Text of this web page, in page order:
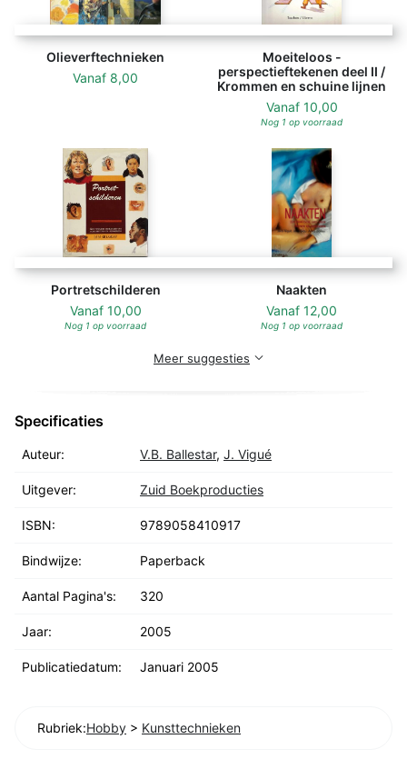
Olieverftechnieken
Vanaf 8,00
Moeiteloos -
perspectieftekenen deel II /
Krommen en schuine lijnen
Vanaf 10,00
Nog 1 op voorraad
Portretschilderen
Vanaf 10,00
Nog 1 op voorraad
Naakten
Vanaf 12,00
Nog 1 op voorraad
Meer suggesties
Specificaties
Auteur: V.B. Ballestar, J. Vigué
Uitgever: Zuid Boekproducties
ISBN: 9789058410917
Bindwijze: Paperback
Aantal Pagina's: 320
Jaar: 2005
Publicatiedatum: Januari 2005
Rubriek:Hobby > Kunsttechnieken